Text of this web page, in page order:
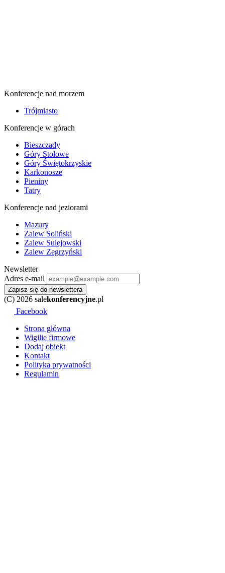
Konferencje nad morzem
Trójmiasto
Konferencje w górach
Bieszczady
Góry Stołowe
Góry Świętokrzyskie
Karkonosze
Pieniny
Tatry
Konferencje nad jeziorami
Mazury
Zalew Soliński
Zalew Sulejowski
Zalew Zegrzyński
Newsletter
Adres e-mail
Zapisz się do newslettera
(C) 2026 salekonferencyjne.pl
Facebook
Strona główna
Wigilie firmowe
Dodaj obiekt
Kontakt
Polityka prywatności
Regulamin